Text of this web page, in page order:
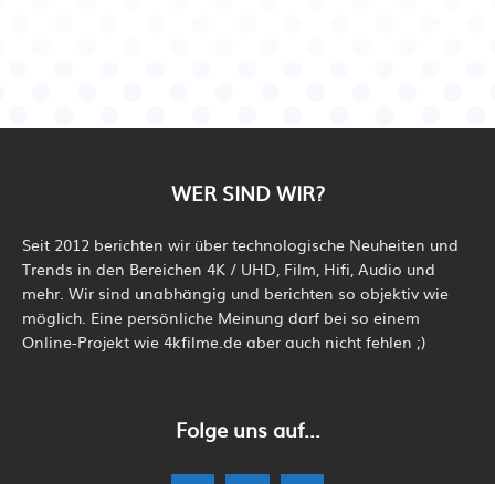
WER SIND WIR?
Seit 2012 berichten wir über technologische Neuheiten und
Trends in den Bereichen 4K / UHD, Film, Hifi, Audio und
mehr. Wir sind unabhängig und berichten so objektiv wie
möglich. Eine persönliche Meinung darf bei so einem
Online-Projekt wie 4kfilme.de aber auch nicht fehlen ;)
Folge uns auf...